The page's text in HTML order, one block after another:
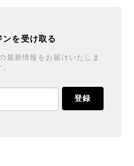
を受け取る
最新情報をお届けいたしま
登録